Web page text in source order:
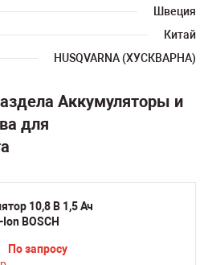
Швеция
Китай
HUSQVARNA (ХУСКВАРНА)
Аккумуляторы и
для
10,8 В 1,5 Ач
Ion BOSCH
По запросу